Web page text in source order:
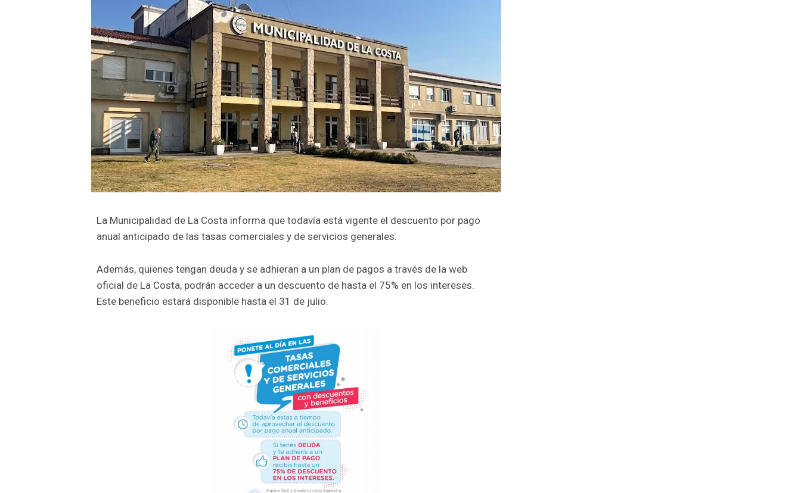
La Municipalidad de La Costa informa que todavía está vigente el descuento por pago
anual anticipado de las tasas comerciales y de servicios generales.
Además, quienes tengan deuda y se adhieran a un plan de pagos a través de la web
oficial de La Costa, podrán acceder a un descuento de hasta el 75% en los intereses.
Este beneficio estará disponible hasta el 31 de julio.